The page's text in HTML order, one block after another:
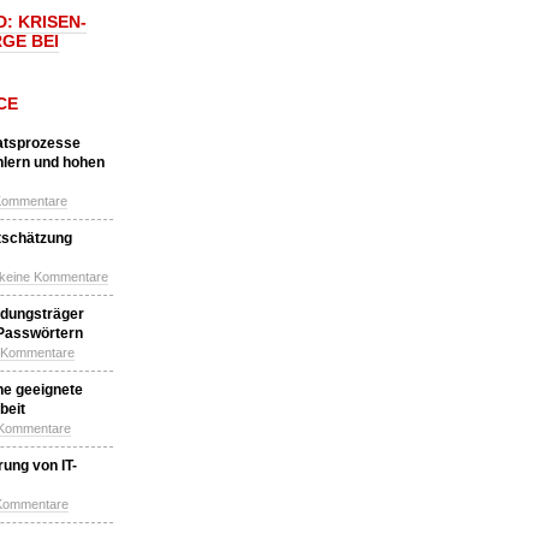
KRISEN-
BEI
und hohen
Kommentare
geeignete
von IT-